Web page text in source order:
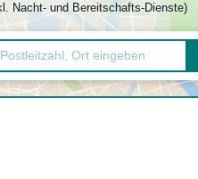
Nacht- und Bereitschafts-Dienste)